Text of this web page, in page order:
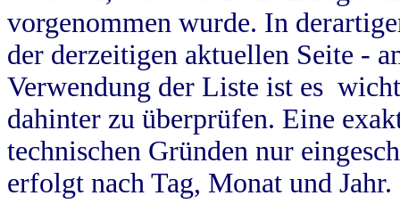
vorgenommen wurde. In
der derzeitigen aktuellen Seite -
Verwendung der Liste ist es
dahinter zu überprüfen. Eine
technischen Gründen nur
erfolgt nach Tag, Monat und Jahr.